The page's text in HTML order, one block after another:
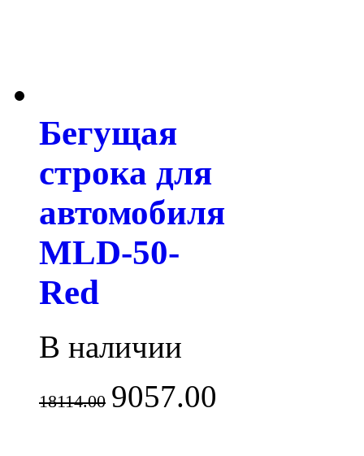
Бегущая
строка для
автомобиля
MLD-50-
Red
В наличии
18114.00 9057.00